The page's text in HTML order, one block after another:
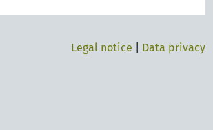
Legal notice Data privacy